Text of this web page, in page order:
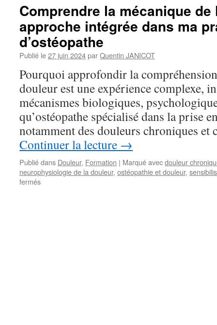
Comprendre la mécanique
approche intégrée dans ma
d’ostéopathe
Publié le27 juin 2024parQuentin JANICOT
Pourquoi approfondir la
douleur est une expérience complexe,
mécanismes biologiques,
qu’ostéopathe spécialisé dans la prise
notamment des douleurs chroniques
Continuer la lecture →
Publié dans Douleur, Formation | Marqué avecdouleur
neurophysiologie de la douleur, ostéopathie et douleur,
ferméssur